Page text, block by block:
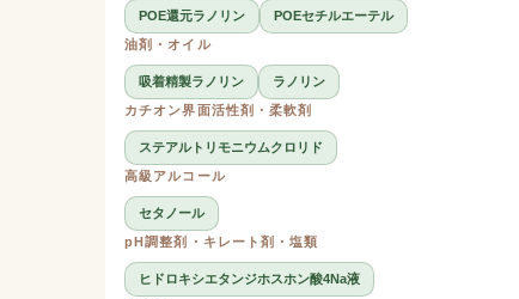
POE還元ラノリン
POEセチルエーテル
油剤・オイル
吸着精製ラノリン
ラノリン
カチオン界面活性剤・柔軟剤
ステアルトリモニウムクロリド
高級アルコール
セタノール
pH調整剤・キレート剤・塩類
ヒドロキシエタンジホスホン酸4Na液